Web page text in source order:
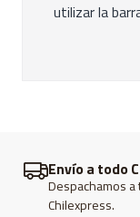
utilizar la
Envío a todo
Despachamos
Chilexpress.